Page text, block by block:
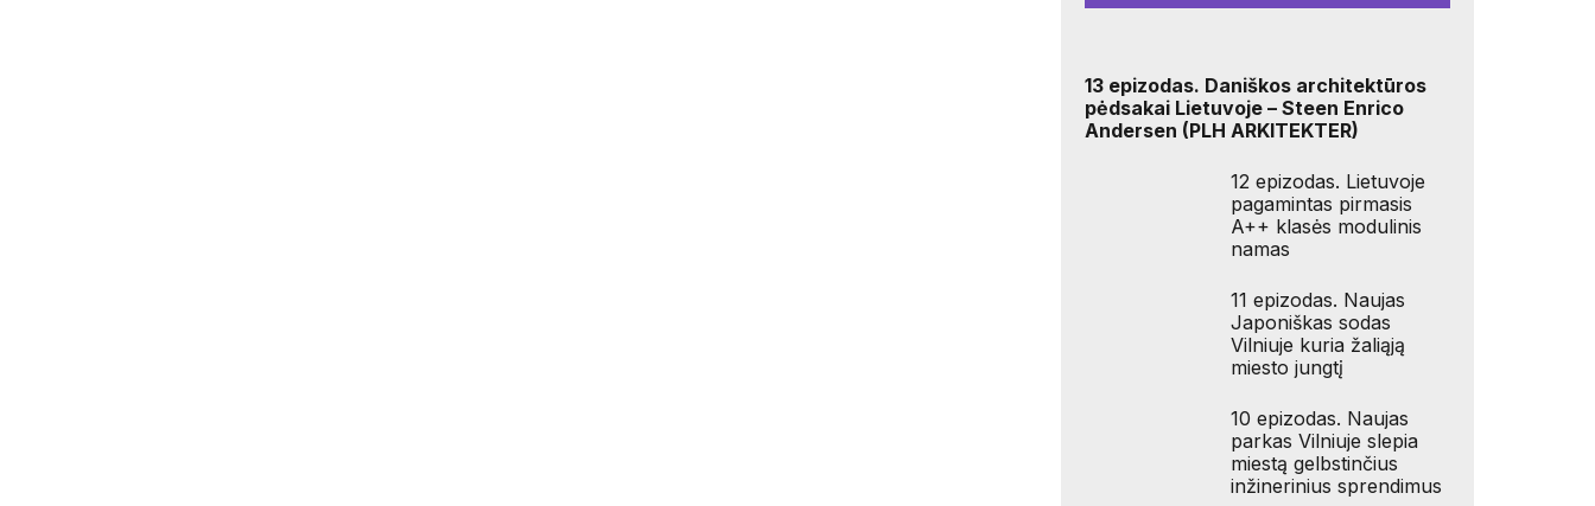
13 epizodas. Daniškos architektūros
pėdsakai Lietuvoje – Steen Enrico
Andersen (PLH ARKITEKTER)
12 epizodas. Lietuvoje
pagamintas pirmasis
A++ klasės modulinis
namas
11 epizodas. Naujas
Japoniškas sodas
Vilniuje kuria žaliąją
miesto jungtį
10 epizodas. Naujas
parkas Vilniuje slepia
miestą gelbstinčius
inžinerinius sprendimus